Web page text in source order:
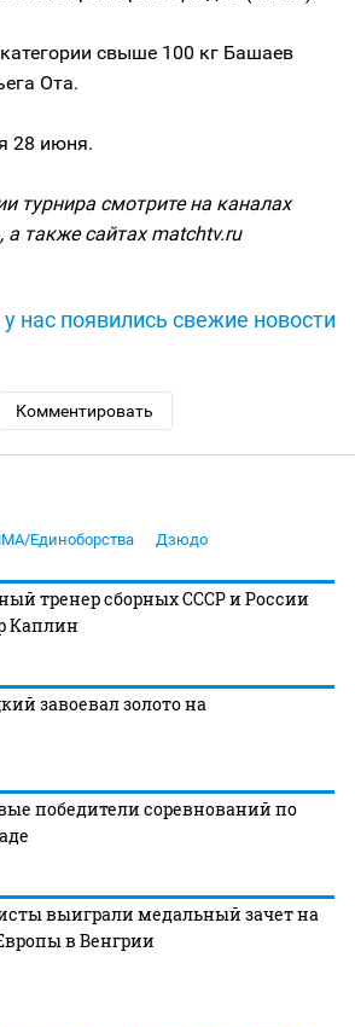
свыше 100 кг Башаев
Ота.
28 июня.
турнира смотрите на каналах
а также сайтах matchtv.ru
нас появились свежие новости
Комментировать
Единоборства Дзюдо
тренер сборных СССР и России
Каплин
завоевал золото на
победители соревнований по
выиграли медальный зачет на
в Венгрии